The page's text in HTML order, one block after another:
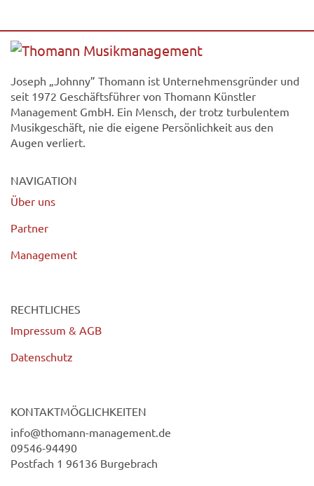
Joseph „Johnny” Thomann ist Unternehmensgründer und
seit 1972 Geschäftsführer von Thomann Künstler
Management GmbH. Ein Mensch, der trotz turbulentem
Musikgeschäft, nie die eigene Persönlichkeit aus den
Augen verliert.
NAVIGATION
Über uns
Partner
Management
RECHTLICHES
Impressum & AGB
Datenschutz
KONTAKTMÖGLICHKEITEN
info@thomann-management.de
09546-94490
Postfach 1 96136 Burgebrach